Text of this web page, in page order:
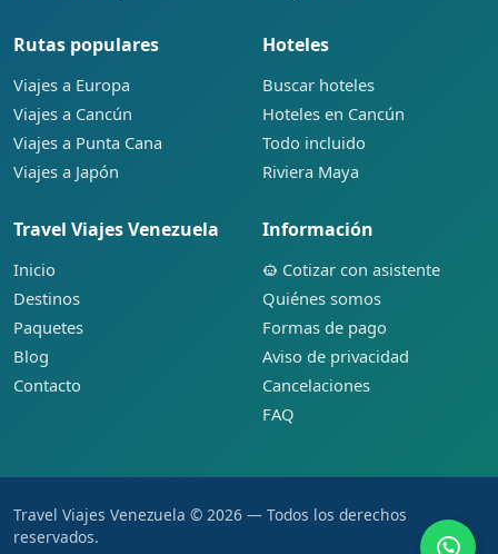
Rutas populares
Viajes a Europa
Viajes a Cancún
Viajes a Punta Cana
Viajes a Japón
Hoteles
Buscar hoteles
Hoteles en Cancún
Todo incluido
Riviera Maya
Travel Viajes Venezuela
Inicio
Destinos
Paquetes
Blog
Contacto
Información
Cotizar con asistente
Quiénes somos
Formas de pago
Aviso de privacidad
Cancelaciones
FAQ
Travel Viajes Venezuela © 2026 — Todos los derechos
reservados.